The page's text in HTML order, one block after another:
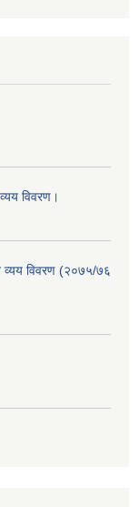
विवरण।
व्यय विवरण (२०७५/७६